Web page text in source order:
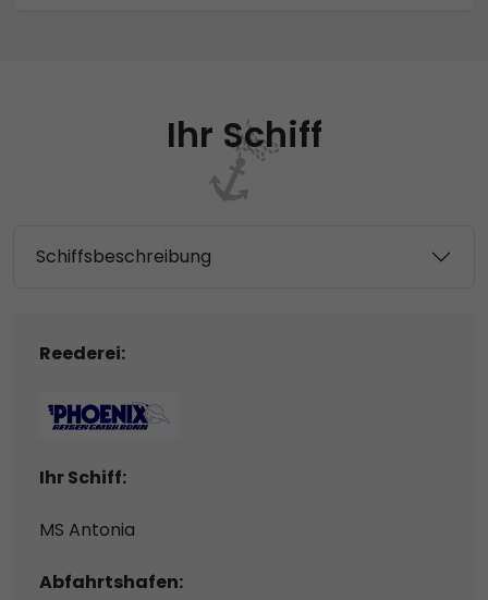
Ihr Schiff
Schiffsbeschreibung
Reederei:
Ihr Schiff:
MS Antonia
Abfahrtshafen: